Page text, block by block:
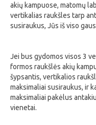
akių kampuose, matomų
vertikalias raukšles tarp
susiraukus, Jūs iš viso
Jei bus gydomos visos 3
formos raukšlės akių
šypsantis, vertikalios
maksimaliai susiraukus, ir
maksimaliai pakėlus
vienetai.